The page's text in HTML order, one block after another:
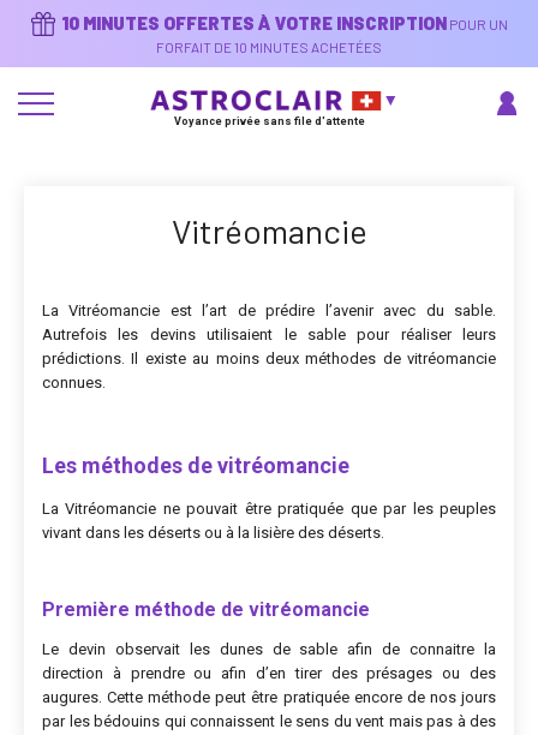
10 MINUTES OFFERTES À VOTRE INSCRIPTION POUR UN
FORFAIT DE 10 MINUTES ACHETÉES
Voyance privée sans file d'attente
Vitréomancie
La Vitréomancie est l’art de prédire l’avenir avec du sable.
Autrefois les devins utilisaient le sable pour réaliser leurs
prédictions. Il existe au moins deux méthodes de vitréomancie
connues.
Les méthodes de vitréomancie
La Vitréomancie ne pouvait être pratiquée que par les peuples
vivant dans les déserts ou à la lisière des déserts.
Première méthode de vitréomancie
Le devin observait les dunes de sable afin de connaitre la
direction à prendre ou afin d’en tirer des présages ou des
augures. Cette méthode peut être pratiquée encore de nos jours
par les bédouins qui connaissent le sens du vent mais pas à des